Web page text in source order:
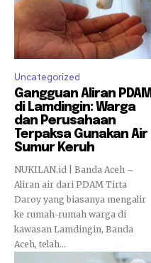
Uncategorized
Gangguan Aliran PDAM
di Lamdingin: Warga
dan Perusahaan
Terpaksa Gunakan Air
Sumur Keruh
NUKILAN.id | Banda Aceh –
Aliran air dari PDAM Tirta
Daroy yang biasanya mengalir
ke rumah-rumah warga di
kawasan Lamdingin, Banda
Aceh, telah...